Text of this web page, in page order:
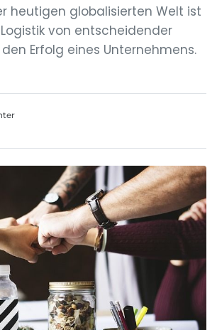
heutigen globalisierten Welt ist
von entscheidender
Erfolg eines Unternehmens.